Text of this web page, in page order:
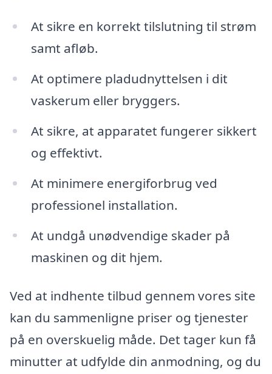
At sikre en korrekt tilslutning til strøm
samt afløb.
At optimere pladudnyttelsen i dit
vaskerum eller bryggers.
At sikre, at apparatet fungerer sikkert
og effektivt.
At minimere energiforbrug ved
professionel installation.
At undgå unødvendige skader på
maskinen og dit hjem.
Ved at indhente tilbud gennem vores site
kan du sammenligne priser og tjenester
på en overskuelig måde. Det tager kun få
minutter at udfylde din anmodning, og du